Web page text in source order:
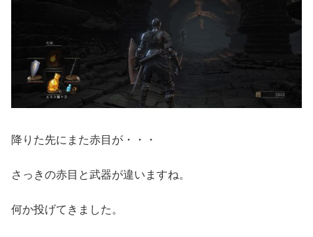
降りた先にまた赤目が・・・
さっきの赤目と武器が違いますね。
何か投げてきました。